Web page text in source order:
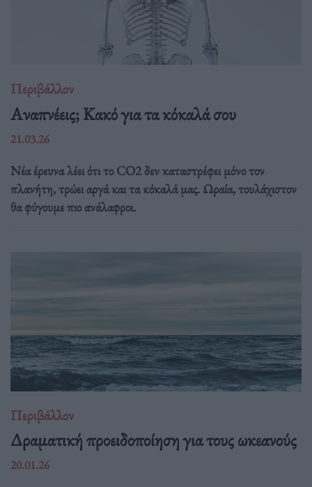
Περιβάλλον
Αναπνέεις; Κακό για τα κόκαλά σου
21.03.26
Νέα έρευνα λέει ότι το CO2 δεν καταστρέφει μόνο τον
πλανήτη, τρώει αργά και τα κόκαλά μας. Ωραία, τουλάχιστον
θα φύγουμε πιο ανάλαφροι.
Περιβάλλον
Δραματική προειδοποίηση για τους ωκεανούς
20.01.26